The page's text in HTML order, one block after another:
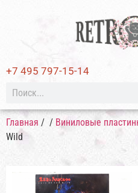
+7 495 797-15-14
Главная / / Виниловые
Wild